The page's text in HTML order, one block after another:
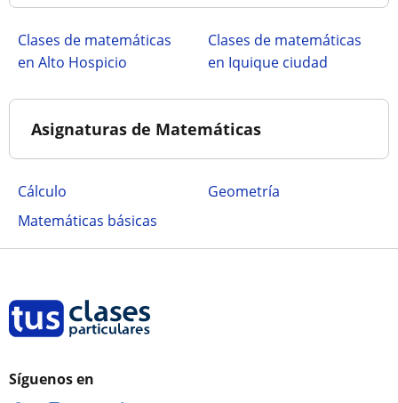
Clases de matemáticas
en Alto Hospicio
Clases de matemáticas
en Iquique ciudad
Asignaturas de Matemáticas
Cálculo
Geometría
Matemáticas básicas
Síguenos en